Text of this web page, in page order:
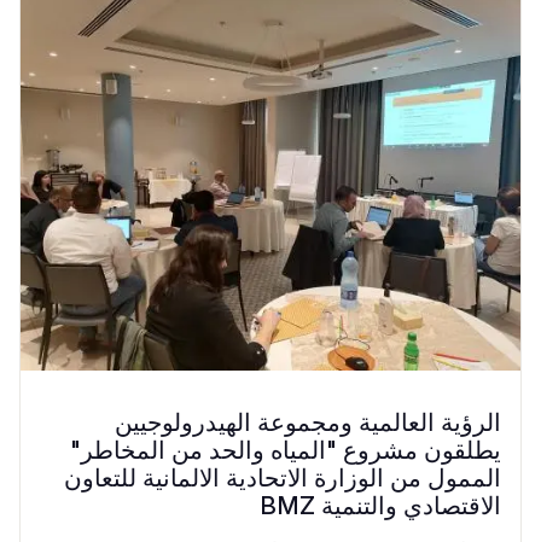
الرؤية العالمية ومجموعة الهيدرولوجيين
يطلقون مشروع "المياه والحد من المخاطر"
الممول من الوزارة الاتحادية الالمانية للتعاون
الاقتصادي والتنمية BMZ